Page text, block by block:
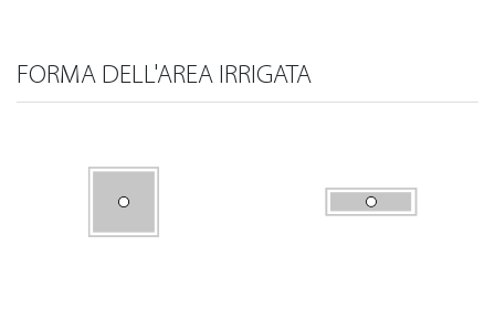
FORMA DELL'AREA IRRIGATA